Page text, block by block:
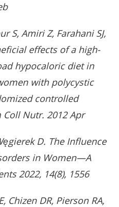
S, Amiri Z, Farahani SJ,
effects of a high-
hypocaloric diet in
with polycystic
controlled
Nutr. 2012 Apr
D. The Influence
in Women—A
2022, 14(8), 1556
Chizen DR, Pierson RA,